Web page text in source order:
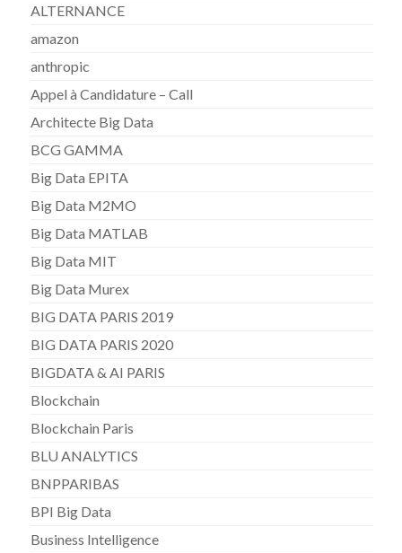
ALTERNANCE
amazon
anthropic
Appel à Candidature – Call
Architecte Big Data
BCG GAMMA
Big Data EPITA
Big Data M2MO
Big Data MATLAB
Big Data MIT
Big Data Murex
BIG DATA PARIS 2019
BIG DATA PARIS 2020
BIGDATA & AI PARIS
Blockchain
Blockchain Paris
BLU ANALYTICS
BNPPARIBAS
BPI Big Data
Business Intelligence